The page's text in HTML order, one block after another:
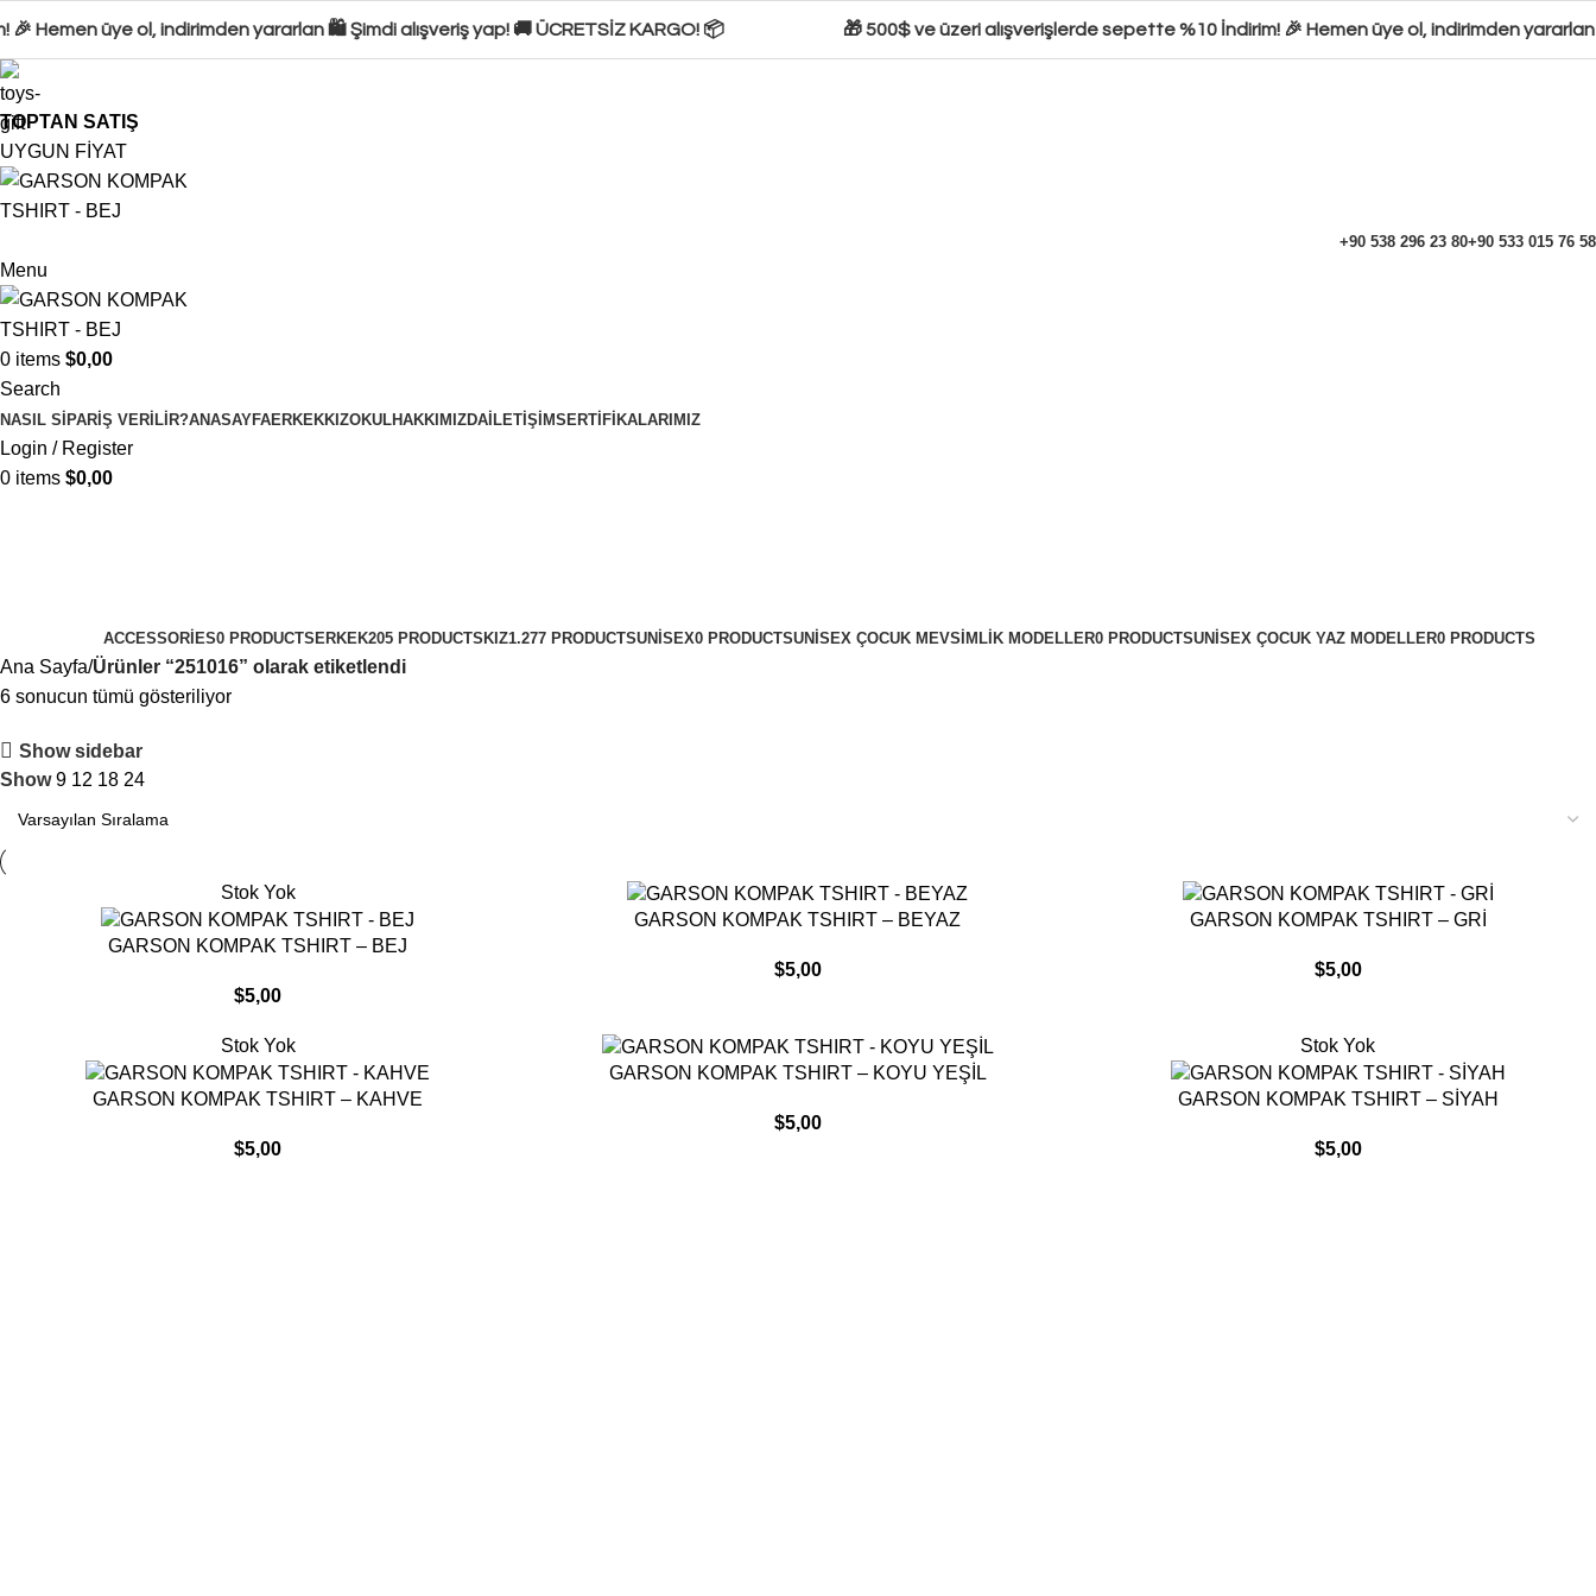
Hemen üye ol, indirimden yararlan 🛍️ Şimdi alışveriş yap! 🚚 ÜCRETSİZ KARGO! 📦 🎁 500$ ve üzeri alışverişlerde sepette %10 İndirim! 🎉 Hemen üye ol, indirimden yararlan
TOPTAN SATIŞ
UYGUN FİYAT
+90 538 296 23 80+90 533 015 76 58
Menu
0 items $0,00
Search
NASIL SIPARIŞ VERILIR?ANASAYFAERKEKKIZOKULHAKKIMIZDA İLETIŞIMSERTIFIKALARIMIZ
Login / Register
0 items $0,00
ACCESSORIES0 PRODUCTS ERKEK205 PRODUCTS KIZ1.277 PRODUCTSUNISEX0 PRODUCTSUNISEX ÇOCUK MEVSIMLIK MODELLER0 PRODUCTSUNISEX ÇOCUK YAZ MODELLER0 PRODUCTS
Ana Sayfa Ürünler “251016” olarak etiketlendi
6 sonucun tümü gösteriliyor
Show sidebar
Show9 12 18 24
Stok Yok
DEVAMINI OKUGARSON KOMPAK TSHIRT – BEJ
$5,00
SEPETE EKLEGARSON KOMPAK TSHIRT – BEYAZ
$5,00
GARSON KOMPAK TSHIRT – GRİ
$5,00
Stok Yok
DEVAMINI OKUGARSON KOMPAK TSHIRT – KAHVE
$5,00
SEPETE EKLEGARSON KOMPAK TSHIRT – KOYU YEŞİL
$5,00
Stok Yok
DEVAMINI OKUGARSON KOMPAK TSHIRT – SİYAH
$5,00